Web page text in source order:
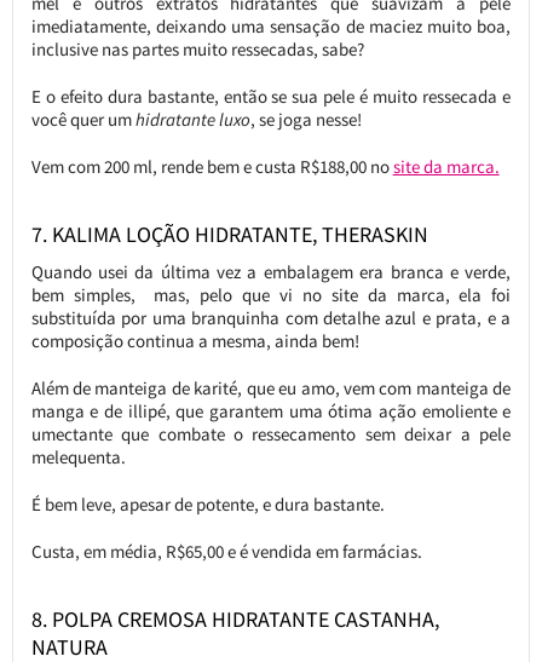
imediatamente, deixando uma sensação de maciez muito boa,
inclusive nas partes muito ressecadas, sabe?
E o efeito dura bastante, então se sua pele é muito ressecada e
você quer umhidratante luxo, se joga nesse!
Vem com 200 ml, rende bem e custa R$188,00 nosite da marca.
7. KALIMA LOÇÃO HIDRATANTE, THERASKIN
Quando usei da última vez a embalagem era branca e verde,
bem simples, mas, pelo que vi no site da marca, ela foi
substituída por uma branquinha com detalhe azul e prata, e a
composição continua a mesma, ainda bem!
Além de manteiga de karité, que eu amo, vem com manteiga de
manga e de illipé, que garantem uma ótima ação emoliente e
umectante que combate o ressecamento sem deixar a pele
melequenta.
É bem leve, apesar de potente, e dura bastante.
Custa, em média, R$65,00 e é vendida em farmácias.
8. POLPA CREMOSA HIDRATANTE CASTANHA,
NATURA